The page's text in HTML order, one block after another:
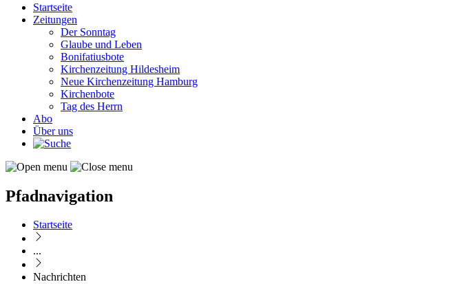
Startseite
Zeitungen
Der Sonntag
Glaube und Leben
Bonifatiusbote
Kirchenzeitung Hildesheim
Neue Kirchenzeitung Hamburg
Kirchenbote
Tag des Herrn
Abo
Über uns
Pfadnavigation
Startseite
...
Nachrichten